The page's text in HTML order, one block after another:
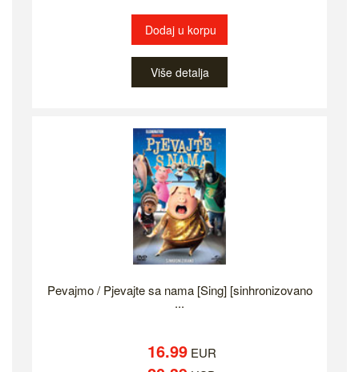
Dodaj u korpu
Više detalja
Pevajmo / Pjevajte sa nama [Sing] [sinhronizovano
...
16.99EUR